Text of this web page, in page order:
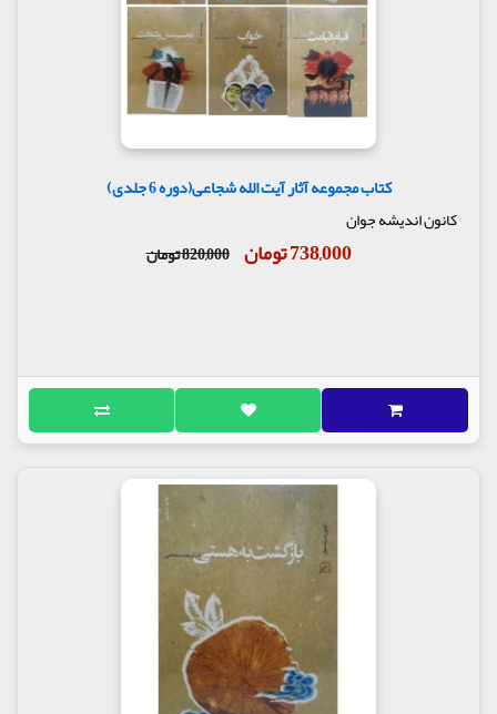
کتاب مجموعه آثار آیت الله شجاعی(دوره 6 جلدی)
کانون اندیشه جوان
738,000 تومان 820,000 تومان